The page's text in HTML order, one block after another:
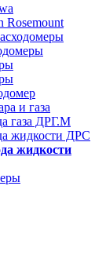
Rosemount
и газа
газа ДРГ.М
жидкости ДРС
жидкости